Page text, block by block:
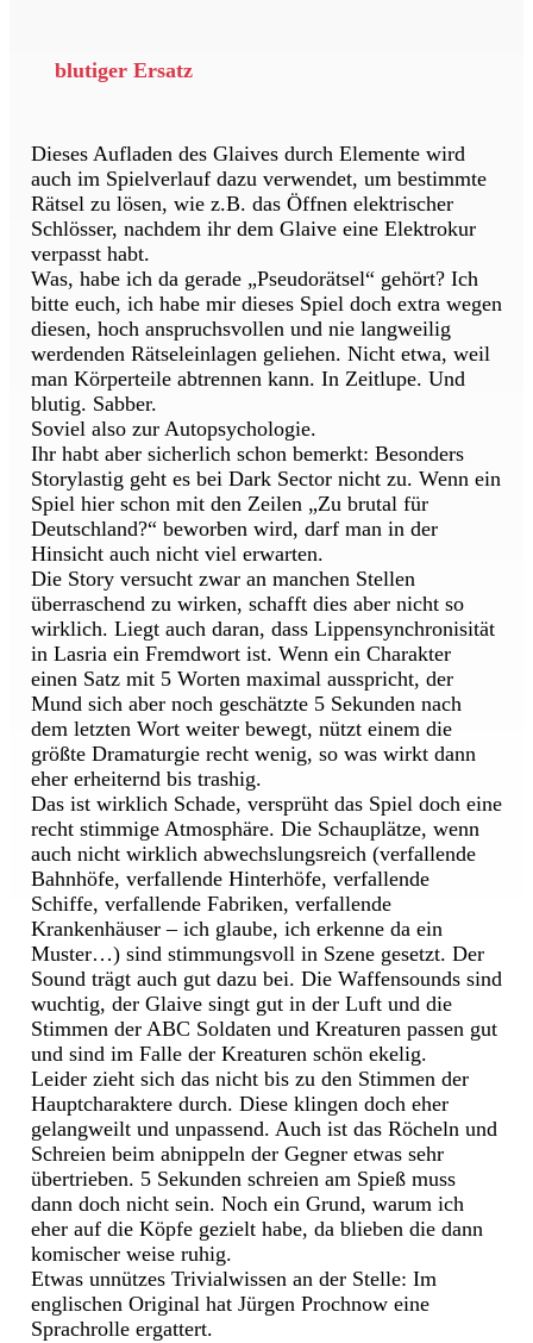
blutiger Ersatz
Dieses Aufladen des Glaives durch Elemente wird
auch im Spielverlauf dazu verwendet, um bestimmte
Rätsel zu lösen, wie z.B. das Öffnen elektrischer
Schlösser, nachdem ihr dem Glaive eine Elektrokur
verpasst habt.
Was, habe ich da gerade „Pseudorätsel“ gehört? Ich
bitte euch, ich habe mir dieses Spiel doch extra wegen
diesen, hoch anspruchsvollen und nie langweilig
werdenden Rätseleinlagen geliehen. Nicht etwa, weil
man Körperteile abtrennen kann. In Zeitlupe. Und
blutig. Sabber.
Soviel also zur Autopsychologie.
Ihr habt aber sicherlich schon bemerkt: Besonders
Storylastig geht es bei Dark Sector nicht zu. Wenn ein
Spiel hier schon mit den Zeilen „Zu brutal für
Deutschland?“ beworben wird, darf man in der
Hinsicht auch nicht viel erwarten.
Die Story versucht zwar an manchen Stellen
überraschend zu wirken, schafft dies aber nicht so
wirklich. Liegt auch daran, dass Lippensynchronisität
in Lasria ein Fremdwort ist. Wenn ein Charakter
einen Satz mit 5 Worten maximal ausspricht, der
Mund sich aber noch geschätzte 5 Sekunden nach
dem letzten Wort weiter bewegt, nützt einem die
größte Dramaturgie recht wenig, so was wirkt dann
eher erheiternd bis trashig.
Das ist wirklich Schade, versprüht das Spiel doch eine
recht stimmige Atmosphäre. Die Schauplätze, wenn
auch nicht wirklich abwechslungsreich (verfallende
Bahnhöfe, verfallende Hinterhöfe, verfallende
Schiffe, verfallende Fabriken, verfallende
Krankenhäuser – ich glaube, ich erkenne da ein
Muster…) sind stimmungsvoll in Szene gesetzt. Der
Sound trägt auch gut dazu bei. Die Waffensounds sind
wuchtig, der Glaive singt gut in der Luft und die
Stimmen der ABC Soldaten und Kreaturen passen gut
und sind im Falle der Kreaturen schön ekelig.
Leider zieht sich das nicht bis zu den Stimmen der
Hauptcharaktere durch. Diese klingen doch eher
gelangweilt und unpassend. Auch ist das Röcheln und
Schreien beim abnippeln der Gegner etwas sehr
übertrieben. 5 Sekunden schreien am Spieß muss
dann doch nicht sein. Noch ein Grund, warum ich
eher auf die Köpfe gezielt habe, da blieben die dann
komischer weise ruhig.
Etwas unnützes Trivialwissen an der Stelle: Im
englischen Original hat Jürgen Prochnow eine
Sprachrolle ergattert.